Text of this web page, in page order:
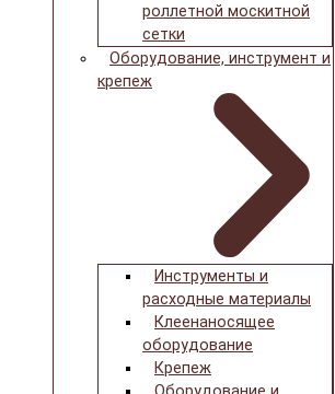
роллетной москитной
сетки
Оборудование, инструмент и
крепеж
Инструменты и
расходные материалы
Клеенаносящее
оборудование
Крепеж